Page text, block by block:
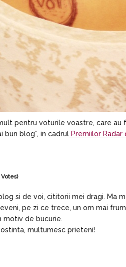
pentru voturile voastre, care au
bun blog”, in cadrul Premiilor Radar
Votes)
si de voi, cititorii mei dragi. Ma
pe zi ce trece, un om mai
motiv de bucurie.
multumesc prieteni!